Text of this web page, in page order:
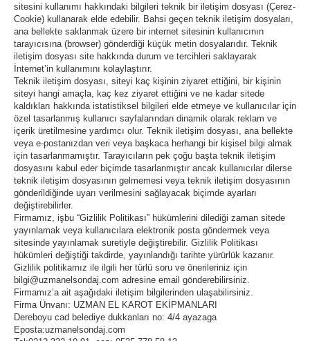
sitesini kullanımı hakkındaki bilgileri teknik bir iletişim dosyası (Çerez-
Cookie) kullanarak elde edebilir. Bahsi geçen teknik iletişim dosyaları,
ana bellekte saklanmak üzere bir internet sitesinin kullanıcının
tarayıcısına (browser) gönderdiği küçük metin dosyalarıdır. Teknik
iletişim dosyası site hakkında durum ve tercihleri saklayarak
İnternet’in kullanımını kolaylaştırır.
Teknik iletişim dosyası, siteyi kaç kişinin ziyaret ettiğini, bir kişinin
siteyi hangi amaçla, kaç kez ziyaret ettiğini ve ne kadar sitede
kaldıkları hakkında istatistiksel bilgileri elde etmeye ve kullanıcılar için
özel tasarlanmış kullanıcı sayfalarından dinamik olarak reklam ve
içerik üretilmesine yardımcı olur. Teknik iletişim dosyası, ana bellekte
veya e-postanızdan veri veya başkaca herhangi bir kişisel bilgi almak
için tasarlanmamıştır. Tarayıcıların pek çoğu başta teknik iletişim
dosyasını kabul eder biçimde tasarlanmıştır ancak kullanıcılar dilerse
teknik iletişim dosyasının gelmemesi veya teknik iletişim dosyasının
gönderildiğinde uyarı verilmesini sağlayacak biçimde ayarları
değiştirebilirler.
Firmamız, işbu “Gizlilik Politikası” hükümlerini dilediği zaman sitede
yayınlamak veya kullanıcılara elektronik posta göndermek veya
sitesinde yayınlamak suretiyle değiştirebilir. Gizlilik Politikası
hükümleri değiştiği takdirde, yayınlandığı tarihte yürürlük kazanır.
Gizlilik politikamız ile ilgili her türlü soru ve önerileriniz için
bilgi@uzmanelsondaj.com adresine email gönderebilirsiniz.
Firmamız’a ait aşağıdaki iletişim bilgilerinden ulaşabilirsiniz.
Firma Ünvanı: UZMAN EL KAROT EKİPMANLARI
Dereboyu cad belediye dukkanları no: 4/4 ayazaga
Eposta:uzmanelsondaj.com